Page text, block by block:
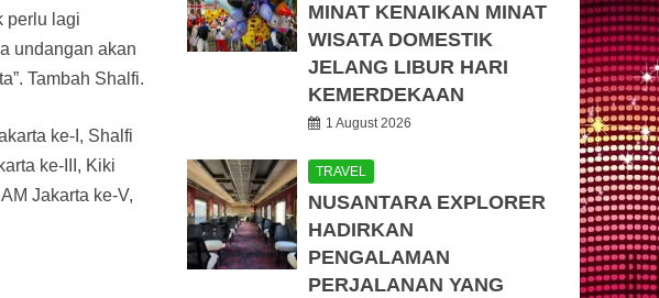
perlu lagi
undangan akan
Tambah Shalfi.
ke-I, Shalfi
ke-III, Kiki
Jakarta ke-V,
MINAT KENAIKAN MINAT
WISATA DOMESTIK
JELANG LIBUR HARI
KEMERDEKAAN
1 August 2026
TRAVEL
NUSANTARA EXPLORER
HADIRKAN
PENGALAMAN
PERJALANAN YANG